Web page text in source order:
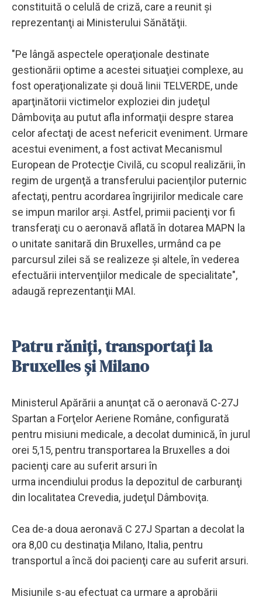
constituită o celulă de criză, care a reunit şi
reprezentanţi ai Ministerului Sănătăţii.
"Pe lângă aspectele operaţionale destinate
gestionării optime a acestei situaţiei complexe, au
fost operaţionalizate şi două linii TELVERDE, unde
aparţinătorii victimelor exploziei din judeţul
Dâmboviţa au putut afla informaţii despre starea
celor afectaţi de acest nefericit eveniment. Urmare
acestui eveniment, a fost activat Mecanismul
European de Protecţie Civilă, cu scopul realizării, în
regim de urgenţă a transferului pacienţilor puternic
afectaţi, pentru acordarea îngrijirilor medicale care
se impun marilor arşi. Astfel, primii pacienţi vor fi
transferaţi cu o aeronavă aflată în dotarea MAPN la
o unitate sanitară din Bruxelles, urmând ca pe
parcursul zilei să se realizeze şi altele, în vederea
efectuării intervenţiilor medicale de specialitate",
adaugă reprezentanţii MAI.
Patru răniţi, transportaţi la
Bruxelles şi Milano
Ministerul Apărării a anunţat că o aeronavă C-27J
Spartan a Forţelor Aeriene Române, configurată
pentru misiuni medicale, a decolat duminică, în jurul
orei 5,15, pentru transportarea la Bruxelles a doi
pacienţi care au suferit arsuri în
urma incendiului produs la depozitul de carburanţi
din localitatea Crevedia, judeţul Dâmboviţa.
Cea de-a doua aeronavă C 27J Spartan a decolat la
ora 8,00 cu destinaţia Milano, Italia, pentru
transportul a încă doi pacienţi care au suferit arsuri.
Misiunile s-au efectuat ca urmare a aprobării